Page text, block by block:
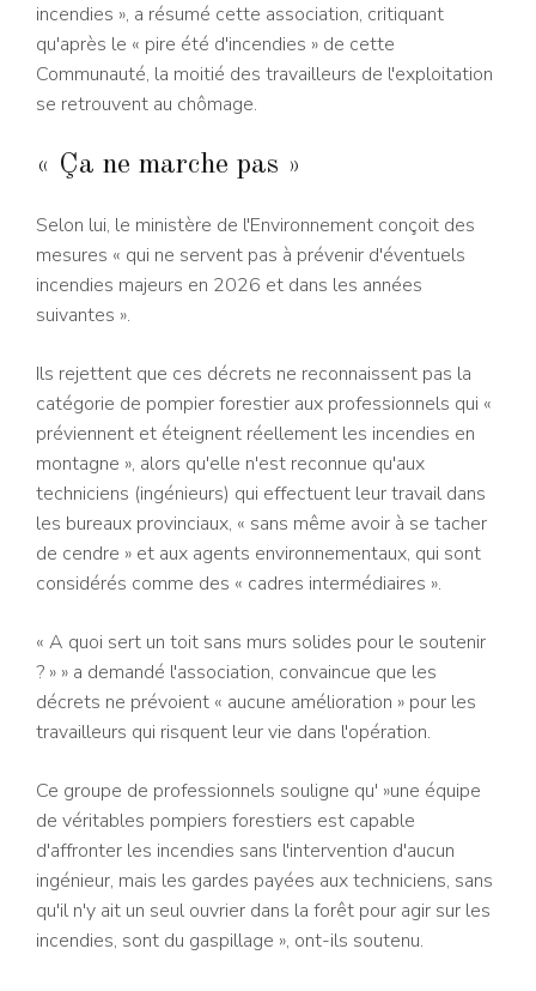
incendies », a résumé cette association, critiquant
qu'après le « pire été d'incendies » de cette
Communauté, la moitié des travailleurs de l'exploitation
se retrouvent au chômage.
« Ça ne marche pas »
Selon lui, le ministère de l'Environnement conçoit des
mesures « qui ne servent pas à prévenir d'éventuels
incendies majeurs en 2026 et dans les années
suivantes ».
Ils rejettent que ces décrets ne reconnaissent pas la
catégorie de pompier forestier aux professionnels qui «
préviennent et éteignent réellement les incendies en
montagne », alors qu'elle n'est reconnue qu'aux
techniciens (ingénieurs) qui effectuent leur travail dans
les bureaux provinciaux, « sans même avoir à se tacher
de cendre » et aux agents environnementaux, qui sont
considérés comme des « cadres intermédiaires ».
« A quoi sert un toit sans murs solides pour le soutenir
? » » a demandé l'association, convaincue que les
décrets ne prévoient « aucune amélioration » pour les
travailleurs qui risquent leur vie dans l'opération.
Ce groupe de professionnels souligne qu' »une équipe
de véritables pompiers forestiers est capable
d'affronter les incendies sans l'intervention d'aucun
ingénieur, mais les gardes payées aux techniciens, sans
qu'il n'y ait un seul ouvrier dans la forêt pour agir sur les
incendies, sont du gaspillage », ont-ils soutenu.